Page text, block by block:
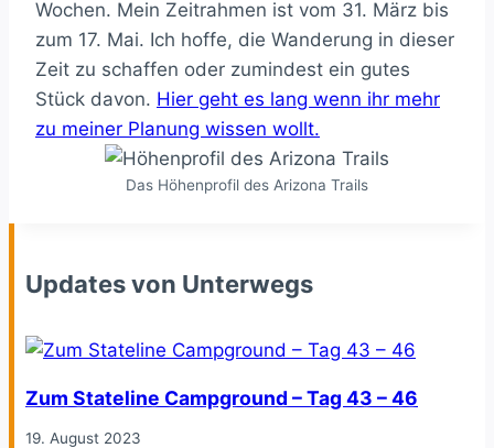
Wochen. Mein Zeitrahmen ist vom 31. März bis
zum 17. Mai. Ich hoffe, die Wanderung in dieser
Zeit zu schaffen oder zumindest ein gutes
Stück davon. Hier geht es lang wenn ihr mehr
zu meiner Planung wissen wollt.
Das Höhenprofil des Arizona Trails
Updates von Unterwegs
Zum Stateline Campground – Tag 43 – 46
19. August 2023